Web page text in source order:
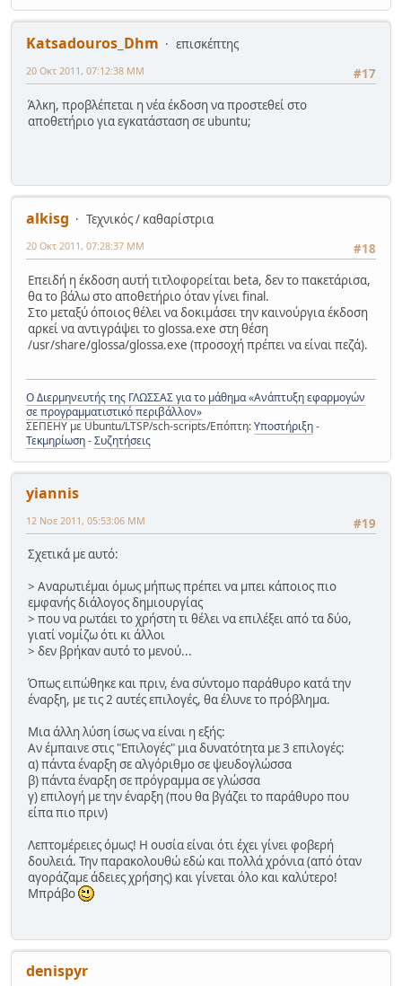
Katsadouros_Dhm
επισκέπτης
#17
20 Οκτ 2011, 07:12:38 ΜΜ
Άλκη, προβλέπεται η νέα έκδοση να προστεθεί στο
αποθετήριο για εγκατάσταση σε ubuntu;
alkisg
Τεχνικός / καθαρίστρια
#18
20 Οκτ 2011, 07:28:37 ΜΜ
Επειδή η έκδοση αυτή τιτλοφορείται beta, δεν το πακετάρισα,
θα το βάλω στο αποθετήριο όταν γίνει final.
Στο μεταξύ όποιος θέλει να δοκιμάσει την καινούργια έκδοση
αρκεί να αντιγράψει το glossa.exe στη θέση
/usr/share/glossa/glossa.exe (προσοχή πρέπει να είναι πεζά).
Ο Διερμηνευτής της ΓΛΩΣΣΑΣ για το μάθημα «Ανάπτυξη εφαρμογών
σε προγραμματιστικό περιβάλλον»
ΣΕΠΕΗΥ με Ubuntu/LTSP/sch-scripts/Επόπτη:Υποστήριξη-
Τεκμηρίωση-Συζητήσεις
yiannis
#19
12 Νοε 2011, 05:53:06 ΜΜ
Σχετικά με αυτό:
> Αναρωτιέμαι όμως μήπως πρέπει να μπει κάποιος πιο
εμφανής διάλογος δημιουργίας
> που να ρωτάει το χρήστη τι θέλει να επιλέξει από τα δύο,
γιατί νομίζω ότι κι άλλοι
> δεν βρήκαν αυτό το μενού...
Όπως ειπώθηκε και πριν, ένα σύντομο παράθυρο κατά την
έναρξη, με τις 2 αυτές επιλογές, θα έλυνε το πρόβλημα.
Μια άλλη λύση ίσως να είναι η εξής:
Αν έμπαινε στις "Επιλογές" μια δυνατότητα με 3 επιλογές:
α) πάντα έναρξη σε αλγόριθμο σε ψευδογλώσσα
β) πάντα έναρξη σε πρόγραμμα σε γλώσσα
γ) επιλογή με την έναρξη (που θα βγάζει το παράθυρο που
είπα πιο πριν)
Λεπτομέρειες όμως! Η ουσία είναι ότι έχει γίνει φοβερή
δουλειά. Την παρακολουθώ εδώ και πολλά χρόνια (από όταν
αγοράζαμε άδειες χρήσης) και γίνεται όλο και καλύτερο!
Μπράβο
denispyr